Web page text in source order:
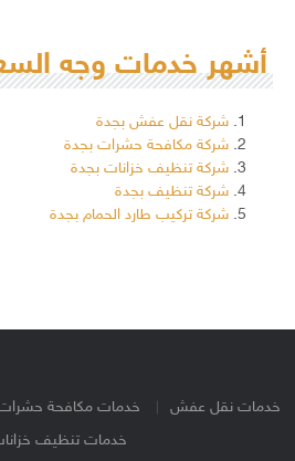
أشهر خدمات وجه
شركة نقل عفش بجدة
شركة مكافحة حشرات بجدة
شركة تنظيف خزانات بجدة
شركة تنظيف بجدة
شركة تركيب طارد الحمام بجدة
خدمات نقل عفش خدمات مكافحة
خدمات تنظيف